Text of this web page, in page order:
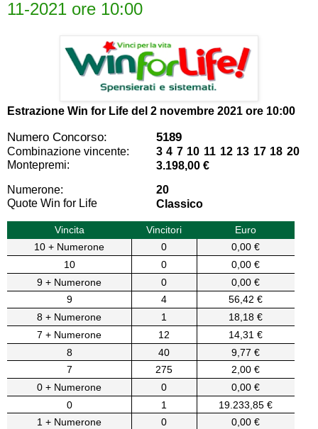
11-2021 ore 10:00
Estrazione Win for Life del 2 novembre 2021 ore 10:00
Numero Concorso: 5189
Combinazione vincente:
3 4 7 10 11 12 13 17 18 20
Montepremi:
3.198,00 €
Numerone:
20
Quote Win for Life
Classico
Vincita Vincitori
Euro
10 + Numerone
0
0,00 €
10
0
0,00 €
9 + Numerone
0
0,00 €
9
4
56,42 €
8 + Numerone
1
18,18 €
7 + Numerone
12
14,31 €
8
40
9,77 €
7
275
2,00 €
0 + Numerone
0
0,00 €
0
1
19.233,85 €
1 + Numerone
0
0,00 €